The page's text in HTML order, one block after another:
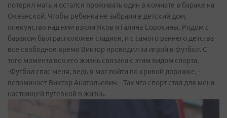
потерял мать и остался проживать один в комнате в бараке на
Океанской. Чтобы ребенка не забрали в детский дом,
опекунство над ним взяли Яков и Галина Сорокины. Рядом с
бараком был расположен стадион, и с самого раннего детства
все свободное время Виктор проводил за игрой в футбол. С
того момента вся его жизнь связана с этим видом спорта.
-Футбол спас меня, ведь я мог пойти по кривой дорожке, -
вспоминает Виктор Анатольевич. - Так что спорт стал для меня
настоящей путевкой в жизнь.